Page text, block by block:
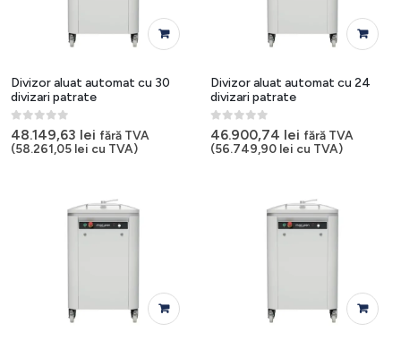
Divizor aluat automat cu 30
divizari patrate
0out of 5
48.149,63 lei fără TVA
(58.261,05 lei cu TVA)
Divizor aluat automat cu 24
divizari patrate
0out of 5
46.900,74 lei fără TVA
(56.749,90 lei cu TVA)